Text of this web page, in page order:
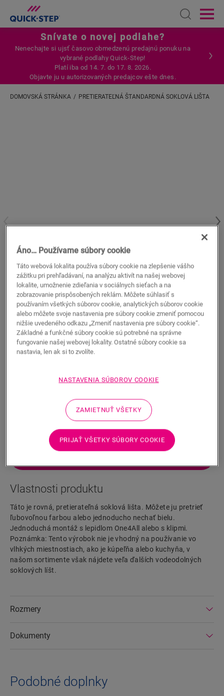
Open
Snívate o novej podlahe?
Nenechajte si ujsť časovo obmedzenú predajnú ponuku na
vybrané podlahy Quick-Step!
Platí iba od 14. 7. do 17. 8. 2026.
Objavte ju u autorizovaných predajcov ešte dnes.
DOMOVSKÁ STRÁNKA PRETIERATEĽNÁ ŠTANDARDNÁ SOKLOVÁ LIŠTA
Pretierateľná štandardná soklová
PRÍSLUŠENSTVO K LAMINÁTOVÝM PODLAHÁM
Vlastnosti produktu
Táto je rovná, pretierateľná soklová lišta. Môžete ju pretrieť
ľubovoľnou farbou alebo jednoducho nechať bielu.
Jednoduchá montáž s lepidlom One4All alebo s klipmi.
Poznámka: Tento výrobok nie je vhodný na používanie vo
vlhkých miestnostiach, ako je kúpeľňa alebo kuchyňa, v
našom sortimente však nájdete veľa ďalších vodeodolných
soklových líšt.
Rozmery
Dokumenty
Podobné doplnky
Áno… Používame súbory cookie
Táto webová lokalita používa súbory cookie na zlepšenie vášho
zážitku pri prehľadávaní, na analýzu aktivít na našej webovej
lokalite, umožnenie zdieľania v sociálnych sieťach a na
zobrazovanie prispôsobených reklám. Môžete súhlasiť s
používaním všetkých súborov cookie, analytických súborov cookie
alebo môžete svoje nastavenia pre súbory cookie zmeniť pomocou
nižšie uvedeného odkazu „Zmeniť nastavenia pre súbory cookie“.
Základné a funkčné súbory cookie sú potrebné na správne
fungovanie našej webovej lokality. Ostatné súbory cookie sa
nastavia, len ak si to zvolíte.
NASTAVENIA SÚBOROV COOKIE
ZAMIETNUŤ VŠETKY
PRIJAŤ VŠETKY SÚBORY COOKIE